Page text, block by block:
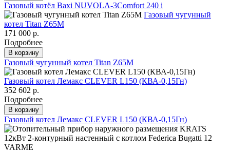
Газовый котёл Baxi NUVOLA-3Comfort 240 i
Газовый чугунный
котел Titan Z65M
171 000 р.
Подробнее
В корзину
Газовый чугунный котел Titan Z65M
Газовый котел Лемакс CLEVER L150 (КВА-0,15Гн)
352 602 р.
Подробнее
В корзину
Газовый котел Лемакс CLEVER L150 (КВА-0,15Гн)